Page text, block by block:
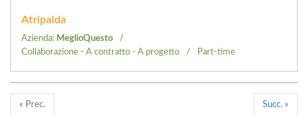
Atripalda
Azienda: MeglioQuesto
Collaborazione - A contratto - A progetto
Part-time
« Prec. Succ. »